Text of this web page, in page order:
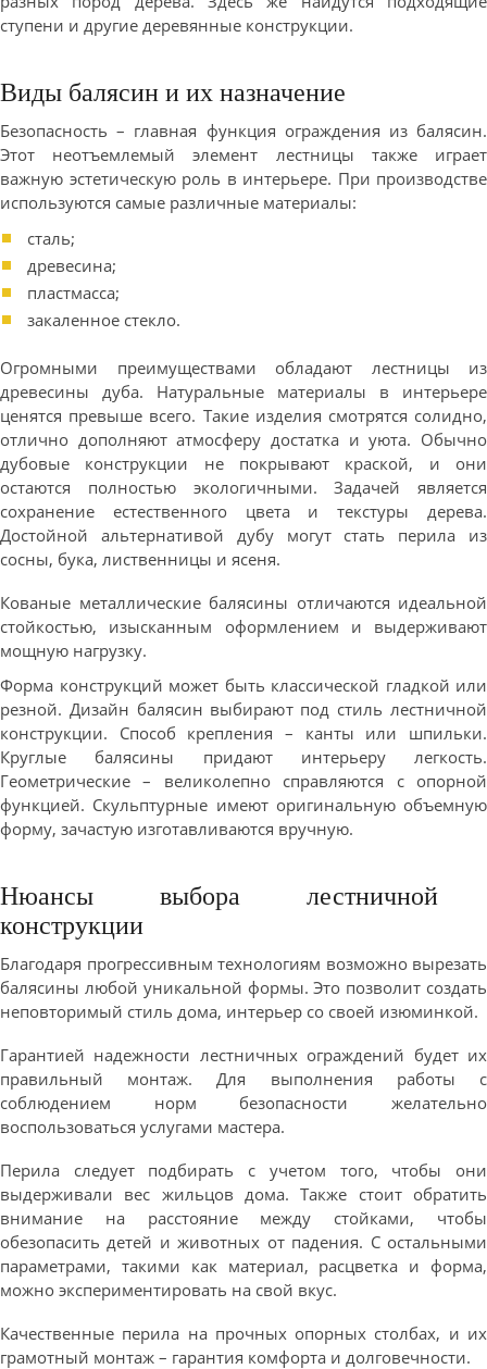
ступени и другие деревянные конструкции.
Виды балясин и их назначение
Безопасность – главная функция ограждения из балясин.
Этот неотъемлемый элемент лестницы также играет
важную эстетическую роль в интерьере. При производстве
используются самые различные материалы:
сталь;
древесина;
пластмасса;
закаленное стекло.
Огромными преимуществами обладают лестницы из
древесины дуба. Натуральные материалы в интерьере
ценятся превыше всего. Такие изделия смотрятся солидно,
отлично дополняют атмосферу достатка и уюта. Обычно
дубовые конструкции не покрывают краской, и они
остаются полностью экологичными. Задачей является
сохранение естественного цвета и текстуры дерева.
Достойной альтернативой дубу могут стать перила из
сосны, бука, лиственницы и ясеня.
Кованые металлические балясины отличаются идеальной
стойкостью, изысканным оформлением и выдерживают
мощную нагрузку.
Форма конструкций может быть классической гладкой или
резной. Дизайн балясин выбирают под стиль лестничной
конструкции. Способ крепления – канты или шпильки.
Круглые балясины придают интерьеру легкость.
Геометрические – великолепно справляются с опорной
функцией. Скульптурные имеют оригинальную объемную
форму, зачастую изготавливаются вручную.
Нюансы выбора лестничной
конструкции
Благодаря прогрессивным технологиям возможно вырезать
балясины любой уникальной формы. Это позволит создать
неповторимый стиль дома, интерьер со своей изюминкой.
Гарантией надежности лестничных ограждений будет их
правильный монтаж. Для выполнения работы с
соблюдением норм безопасности желательно
воспользоваться услугами мастера.
Перила следует подбирать с учетом того, чтобы они
выдерживали вес жильцов дома. Также стоит обратить
внимание на расстояние между стойками, чтобы
обезопасить детей и животных от падения. С остальными
параметрами, такими как материал, расцветка и форма,
можно экспериментировать на свой вкус.
Качественные перила на прочных опорных столбах, и их
грамотный монтаж – гарантия комфорта и долговечности.